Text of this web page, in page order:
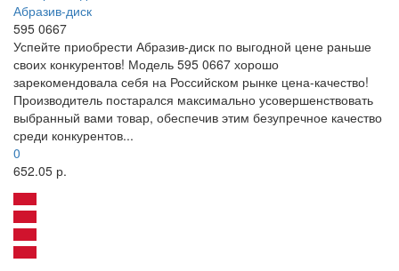
Абразив-диск
595 0667
Успейте приобрести Абразив-диск по выгодной цене раньше
своих конкурентов! Модель 595 0667 хорошо
зарекомендовала себя на Российском рынке цена-качество!
Производитель постарался максимально усовершенствовать
выбранный вами товар, обеспечив этим безупречное качество
среди конкурентов...
0
652.05 р.